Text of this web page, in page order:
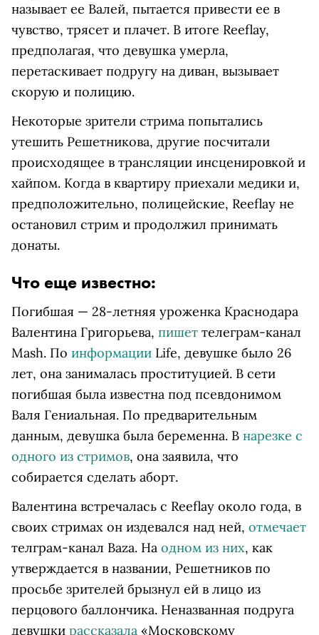
называет ее Валей, пытается привести ее в
чувство, трясет и плачет. В итоге Reeflay,
предполагая, что девушка умерла,
перетаскивает подругу на диван, вызывает
скорую и полицию.
Некоторые зрители стрима попытались
утешить Решетникова, другие посчитали
происходящее в трансляции инсценировкой и
хайпом. Когда в квартиру приехали медики и,
предположительно, полицейские, Reeflay не
остановил стрим и продолжил принимать
донаты.
Что еще известно:
Погибшая — 28-летняя уроженка Краснодара
Валентина Григорьева, пишет телеграм-канал
Mash. По информации Life, девушке было 26
лет, она занималась проституцией. В сети
погибшая была известна под псевдонимом
Валя Гениальная. По предварительным
данным, девушка была беременна. В нарезке с
одного из стримов, она заявила, что
собирается сделать аборт.
Валентина встречалась с Reeflay около года, в
своих стримах он издевался над ней, отмечает
телграм-канал Baza. На одном из них, как
утверждается в названии, Решетников по
просьбе зрителей брызнул ей в лицо из
перцового баллончика. Неназванная подруга
девушки рассказала «Московскому